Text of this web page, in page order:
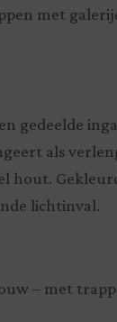
met
gedeelde
als
hout.
lichtinval.
– met